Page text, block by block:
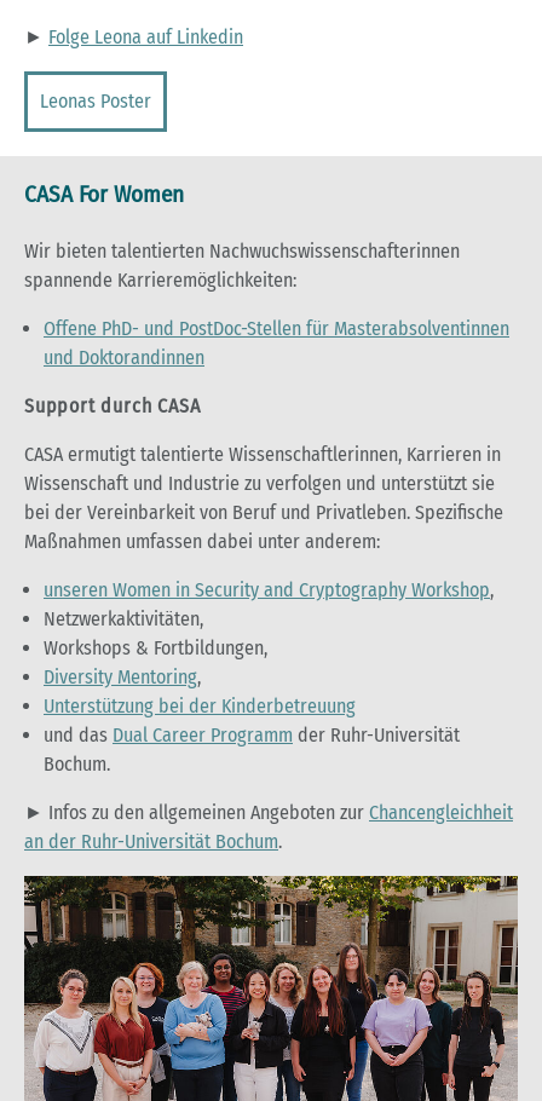
► Folge Leona auf Linkedin
Leonas Poster
CASA For Women
Wir bieten talentierten Nachwuchswissenschafterinnen
spannende Karrieremöglichkeiten:
Offene PhD- und PostDoc-Stellen für Masterabsolventinnen
und Doktorandinnen
Support durch CASA
CASA ermutigt talentierte Wissenschaftlerinnen, Karrieren in
Wissenschaft und Industrie zu verfolgen und unterstützt sie
bei der Vereinbarkeit von Beruf und Privatleben. Spezifische
Maßnahmen umfassen dabei unter anderem:
unseren Women in Security and Cryptography Workshop,
Netzwerkaktivitäten,
Workshops & Fortbildungen,
Diversity Mentoring,
Unterstützung bei der Kinderbetreuung
und das Dual Career Programm der Ruhr-Universität
Bochum.
► Infos zu den allgemeinen Angeboten zur Chancengleichheit
an der Ruhr-Universität Bochum.